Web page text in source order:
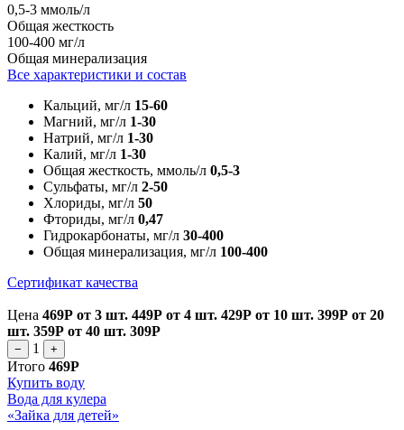
0,5-3 ммоль/л
Общая жесткость
100-400 мг/л
Общая минерализация
Все характеристики и состав
Кальций, мг/л 15-60
Магний, мг/л 1-30
Натрий, мг/л 1-30
Калий, мг/л 1-30
Общая жесткость, ммоль/л 0,5-3
Сульфаты, мг/л 2-50
Хлориды, мг/л 50
Фториды, мг/л 0,47
Гидрокарбонаты, мг/л 30-400
Общая минерализация, мг/л 100-400
Сертификат качества
Цена 469Р от 3 шт. 449Р от 4 шт. 429Р от 10 шт. 399Р от 20
шт. 359Р от 40 шт. 309Р
− 1 +
Итого 469Р
Купить воду
Вода для кулера
«Зайка для детей»